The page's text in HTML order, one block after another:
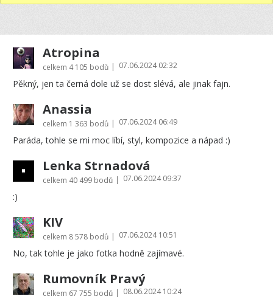
Atropina
celkem 4 105 bodů | 07.06.2024 02:32
Pěkný, jen ta černá dole už se dost slévá, ale jinak fajn.
Anassia
celkem 1 363 bodů | 07.06.2024 06:49
Paráda, tohle se mi moc líbí, styl, kompozice a nápad :)
Lenka Strnadová
celkem 40 499 bodů | 07.06.2024 09:37
:)
KIV
celkem 8 578 bodů | 07.06.2024 10:51
No, tak tohle je jako fotka hodně zajímavé.
Rumovník Pravý
celkem 67 755 bodů | 08.06.2024 10:24